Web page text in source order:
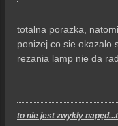
totalna porazka,
ponizej co sie okazalo
rezania lamp nie da
to nie jest zwykły